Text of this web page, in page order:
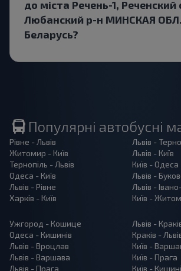
до міста Речень-1, Реченский
Любанский р-н МИНСКАЯ ОБЛ.
Беларусь?
Популярні автобусні
Рівне - Львів
Житомир - Київ
Тернопіль - Львів
Одеса - Київ
Львів - Рівне
Харків - Київ
Львів -
Львів - Київ
Київ - Одеса
Львів -
Львів -
Київ -
Ужгород - Кошице
Одеса - Кишинів
Львів - Вроцлав
Львів - Варшава
Львів - Прага
Львів -
Краків -
Київ -
Київ - Прага
Київ -